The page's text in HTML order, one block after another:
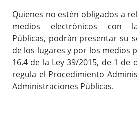
Quienes no estén obligados a
medios electrónicos con
Públicas, podrán presentar su
de los lugares y por los medios
16.4 de la Ley 39/2015, de 1
regula el Procedimiento
Administraciones Públicas.